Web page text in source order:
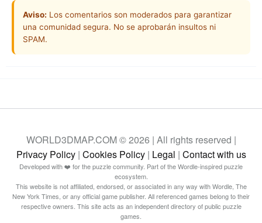
Aviso: Los comentarios son moderados para garantizar
una comunidad segura. No se aprobarán insultos ni
SPAM.
WORLD3DMAP.COM © 2026 | All rights reserved |
Privacy Policy| Cookies Policy| Legal | Contact with us
Developed with ❤️ for the puzzle community. Part of the Wordle-inspired puzzle
ecosystem.
This website is not affiliated, endorsed, or associated in any way with Wordle, The
New York Times, or any official game publisher. All referenced games belong to their
respective owners. This site acts as an independent directory of public puzzle
games.